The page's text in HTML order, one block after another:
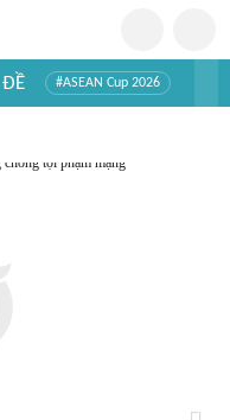
#ASEAN Cup 2026